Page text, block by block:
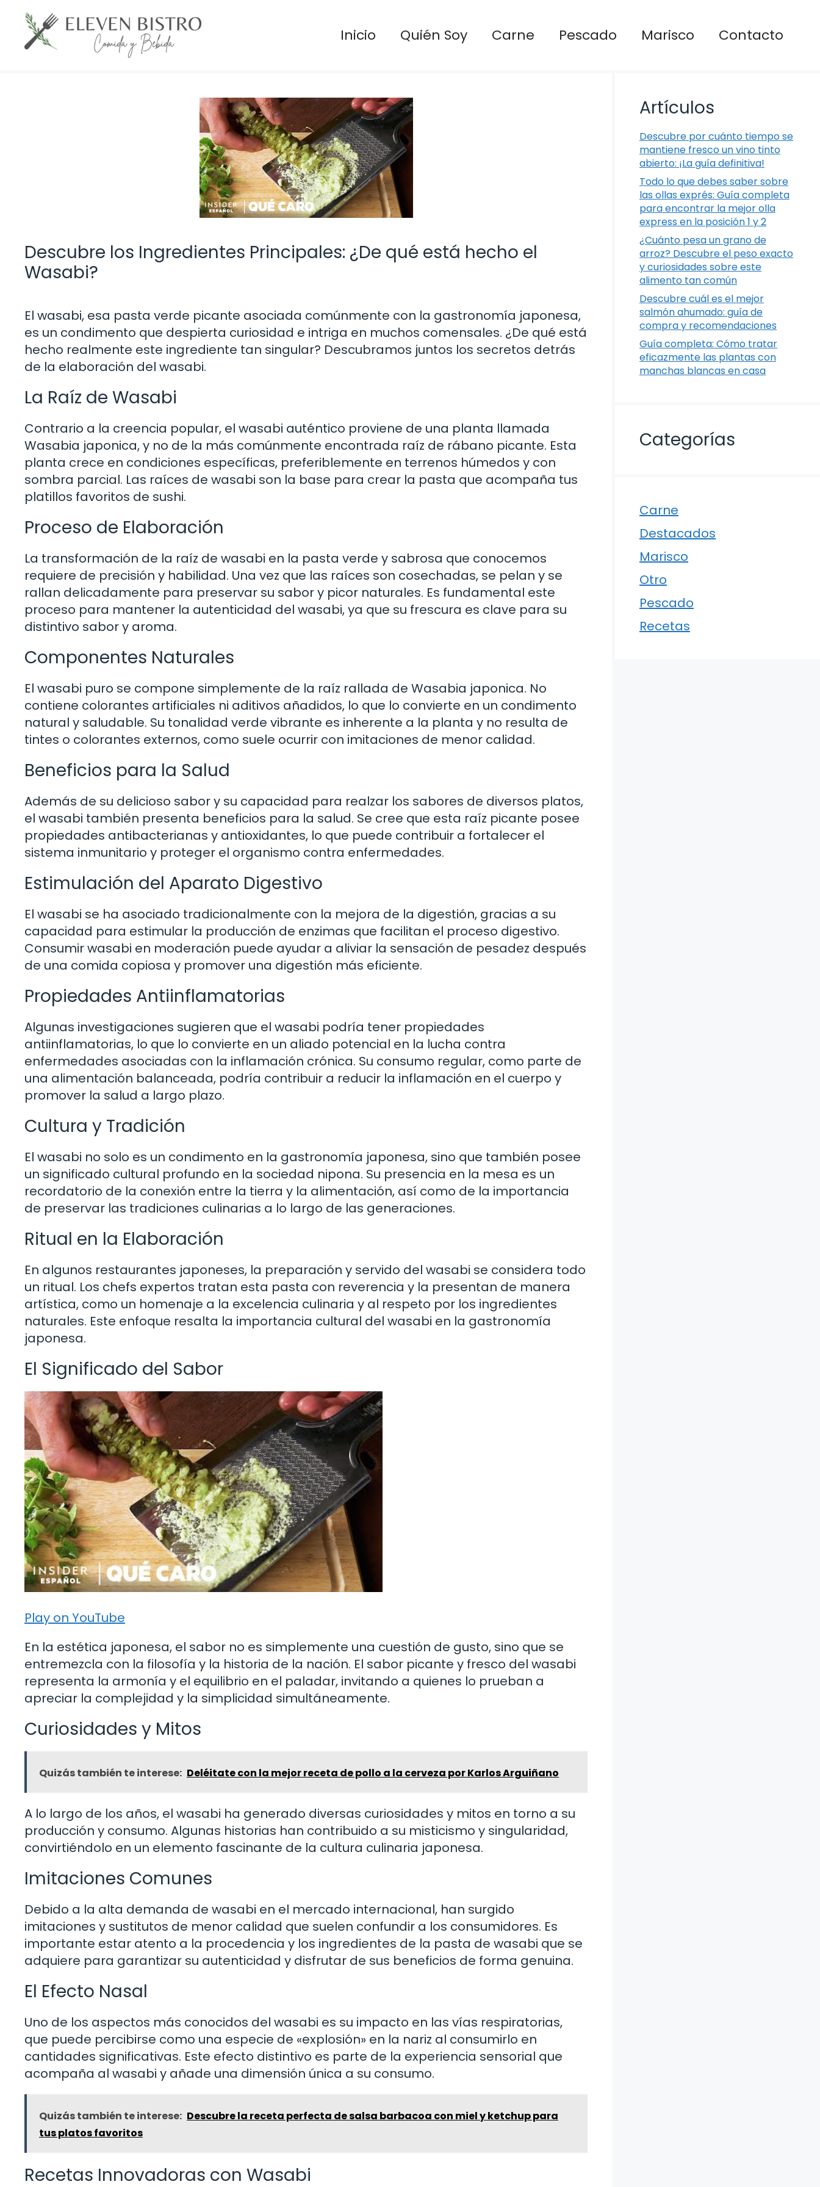
Saltar
contenido
Inicio Quién Soy Carne Pescado Marisco Contacto
Descubre los Ingredientes Principales: ¿De qué está hecho el
Wasabi?
El wasabi, esa pasta verde picante asociada comúnmente con la gastronomía japonesa,
es un condimento que despierta curiosidad e intriga en muchos comensales. ¿De qué está
hecho realmente este ingrediente tan singular? Descubramos juntos los secretos detrás
de la elaboración del wasabi.
La Raíz de Wasabi
Contrario a la creencia popular, el wasabi auténtico proviene de una planta llamada
Wasabia japonica, y no de la más comúnmente encontrada raíz de rábano picante. Esta
planta crece en condiciones específicas, preferiblemente en terrenos húmedos y con
sombra parcial. Las raíces de wasabi son la base para crear la pasta que acompaña tus
platillos favoritos de sushi.
Proceso de Elaboración
La transformación de la raíz de wasabi en la pasta verde y sabrosa que conocemos
requiere de precisión y habilidad. Una vez que las raíces son cosechadas, se pelan y se
rallan delicadamente para preservar su sabor y picor naturales. Es fundamental este
proceso para mantener la autenticidad del wasabi, ya que su frescura es clave para su
distintivo sabor y aroma.
Componentes Naturales
El wasabi puro se compone simplemente de la raíz rallada de Wasabia japonica. No
contiene colorantes artificiales ni aditivos añadidos, lo que lo convierte en un condimento
natural y saludable. Su tonalidad verde vibrante es inherente a la planta y no resulta de
tintes o colorantes externos, como suele ocurrir con imitaciones de menor calidad.
Beneficios para la Salud
Además de su delicioso sabor y su capacidad para realzar los sabores de diversos platos,
el wasabi también presenta beneficios para la salud. Se cree que esta raíz picante posee
propiedades antibacterianas y antioxidantes, lo que puede contribuir a fortalecer el
sistema inmunitario y proteger el organismo contra enfermedades.
Estimulación del Aparato Digestivo
El wasabi se ha asociado tradicionalmente con la mejora de la digestión, gracias a su
capacidad para estimular la producción de enzimas que facilitan el proceso digestivo.
Consumir wasabi en moderación puede ayudar a aliviar la sensación de pesadez después
de una comida copiosa y promover una digestión más eficiente.
Propiedades Antiinflamatorias
Algunas investigaciones sugieren que el wasabi podría tener propiedades
antiinflamatorias, lo que lo convierte en un aliado potencial en la lucha contra
enfermedades asociadas con la inflamación crónica. Su consumo regular, como parte de
una alimentación balanceada, podría contribuir a reducir la inflamación en el cuerpo y
promover la salud a largo plazo.
Cultura y Tradición
El wasabi no solo es un condimento en la gastronomía japonesa, sino que también posee
un significado cultural profundo en la sociedad nipona. Su presencia en la mesa es un
recordatorio de la conexión entre la tierra y la alimentación, así como de la importancia
de preservar las tradiciones culinarias a lo largo de las generaciones.
Ritual en la Elaboración
En algunos restaurantes japoneses, la preparación y servido del wasabi se considera todo
un ritual. Los chefs expertos tratan esta pasta con reverencia y la presentan de manera
artística, como un homenaje a la excelencia culinaria y al respeto por los ingredientes
naturales. Este enfoque resalta la importancia cultural del wasabi en la gastronomía
japonesa.
El Significado del Sabor
Play on YouTube
En la estética japonesa, el sabor no es simplemente una cuestión de gusto, sino que se
entremezcla con la filosofía y la historia de la nación. El sabor picante y fresco del wasabi
representa la armonía y el equilibrio en el paladar, invitando a quienes lo prueban a
apreciar la complejidad y la simplicidad simultáneamente.
Curiosidades y Mitos
Quizás también te interese: Deléitate con la mejor receta de pollo a la cerveza por Karlos Arguiñano
A lo largo de los años, el wasabi ha generado diversas curiosidades y mitos en torno a su
producción y consumo. Algunas historias han contribuido a su misticismo y singularidad,
convirtiéndolo en un elemento fascinante de la cultura culinaria japonesa.
Imitaciones Comunes
Debido a la alta demanda de wasabi en el mercado internacional, han surgido
imitaciones y sustitutos de menor calidad que suelen confundir a los consumidores. Es
importante estar atento a la procedencia y los ingredientes de la pasta de wasabi que se
adquiere para garantizar su autenticidad y disfrutar de sus beneficios de forma genuina.
El Efecto Nasal
Uno de los aspectos más conocidos del wasabi es su impacto en las vías respiratorias,
que puede percibirse como una especie de «explosión» en la nariz al consumirlo en
cantidades significativas. Este efecto distintivo es parte de la experiencia sensorial que
acompaña al wasabi y añade una dimensión única a su consumo.
Quizás también te interese: Descubre la receta perfecta de salsa barbacoa con miel y ketchup para
tus platos favoritos
Recetas Innovadoras con Wasabi
Artículos
Descubre por cuánto tiempo se
mantiene fresco un vino tinto
abierto: ¡La guía definitiva!
Todo lo que debes saber sobre
las ollas exprés: Guía completa
para encontrar la mejor olla
express en la posición 1 y 2
¿Cuánto pesa un grano de
arroz? Descubre el peso exacto
y curiosidades sobre este
alimento tan común
Descubre cuál es el mejor
salmón ahumado: guía de
compra y recomendaciones
Guía completa: Cómo tratar
eficazmente las plantas con
manchas blancas en casa
Categorías
Carne
Destacados
Marisco
Otro
Pescado
Recetas